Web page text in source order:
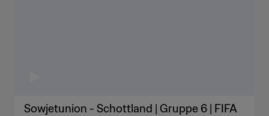
Sowjetunion - Schottland | Gruppe 6 | FIFA